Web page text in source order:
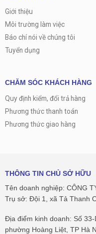
Giới thiệu
Môi trường làm việc
Báo chí nói về chúng tôi
Tuyển dụng
CHĂM SÓC KHÁCH HÀNG
Quy định kiểm, đổi trả hàng
Phương thức thanh toán
Phương thức giao hàng
THÔNG TIN CHỦ SỞ HỮU
Tên doanh nghiệp: CÔNG
Trụ sở: Đội 1, xã Tả Thanh
Địa điểm kinh doanh: Số
phường Hoàng Liệt, TP Hà